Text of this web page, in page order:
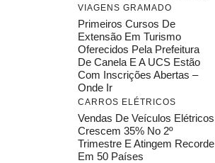
VIAGENS GRAMADO
Primeiros Cursos De
Extensão Em Turismo
Oferecidos Pela Prefeitura
De Canela E A UCS Estão
Com Inscrições Abertas –
Onde Ir
CARROS ELÉTRICOS
Vendas De Veículos Elétricos
Crescem 35% No 2º
Trimestre E Atingem Recorde
Em 50 Países